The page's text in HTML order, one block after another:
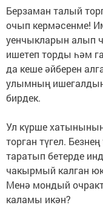
Берзаман талый
очып кермәсенме!
уенчыкларын алып
ишетеп торды һәм
да кеше әйберен
улымның
бирдек.
Ул күрше
торган түгел.
таратып бетерде
чакырмый калган
Менә мондый
каламы икән?